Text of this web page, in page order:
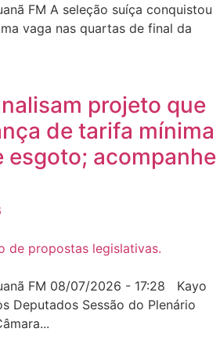
FM A seleção suíça conquistou
vaga nas quartas de final da
projeto que
de tarifa mínima
esgoto; acompanhe
FM 08/07/2026 - 17:28 Kayo
Deputados Sessão do Plenário